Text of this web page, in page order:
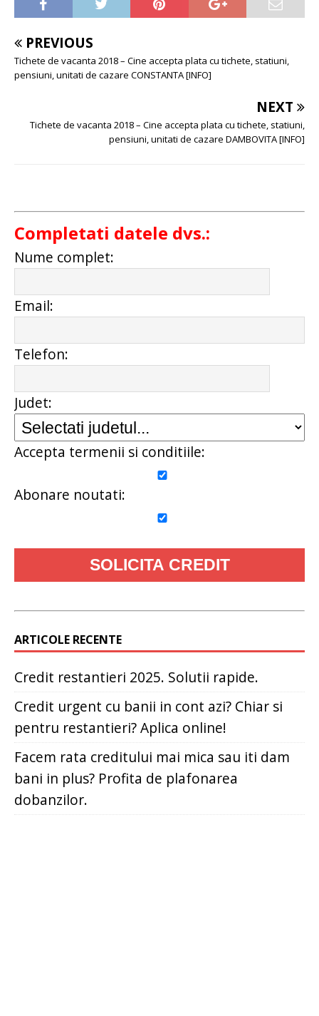
PREVIOUS
Tichete de vacanta 2018 – Cine accepta plata cu tichete, statiuni,
pensiuni, unitati de cazare CONSTANTA [INFO]
NEXT
Tichete de vacanta 2018 – Cine accepta plata cu tichete, statiuni,
pensiuni, unitati de cazare DAMBOVITA [INFO]
Completati datele dvs.:
Nume complet:
Email:
Telefon:
Judet:
Accepta termenii si conditiile:
Abonare noutati:
ARTICOLE RECENTE
Credit restantieri 2025. Solutii rapide.
Credit urgent cu banii in cont azi? Chiar si
pentru restantieri? Aplica online!
Facem rata creditului mai mica sau iti dam
bani in plus? Profita de plafonarea
dobanzilor.